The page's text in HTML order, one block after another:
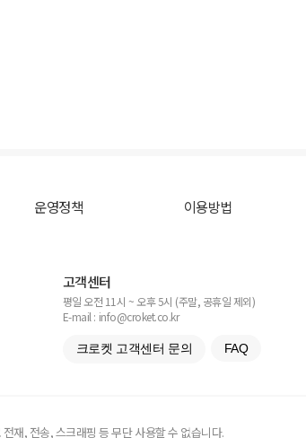
운영정책 이용방법
고객센터
평일 오전 11시 ~ 오후 5시 (주말, 공휴일 제외)
E-mail : info@croket.co.kr
크로켓 고객센터 문의 FAQ
재, 전송, 스크래핑 등 무단 사용할 수 없습니다.